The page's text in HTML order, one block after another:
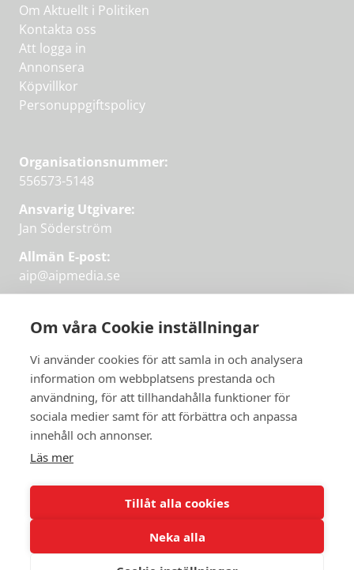
Om våra Cookie inställningar
Vi använder cookies för att samla in och analysera
information om webbplatsens prestanda och
användning, för att tillhandahålla funktioner för
sociala medier samt för att förbättra och anpassa
innehåll och annonser.
Läs mer
Tillåt alla cookies
Neka alla
första månaden
gratis.
PRENUMERERA
Om Aktuellt i Politiken
Kontakta oss
Att logga in
Annonsera
Köpvillkor
Personuppgiftspolicy
Organisationsnummer:
556573-5148
Ansvarig Utgivare:
Jan Söderström
Allmän E-post:
aip@aipmedia.se
aip@flowyinfo.seeller 08-1210 60 40.
Instagram
LinkedIn
Twitter
Facebook
Få veckans bästa
artiklar på mejlen
PRENUMERERA